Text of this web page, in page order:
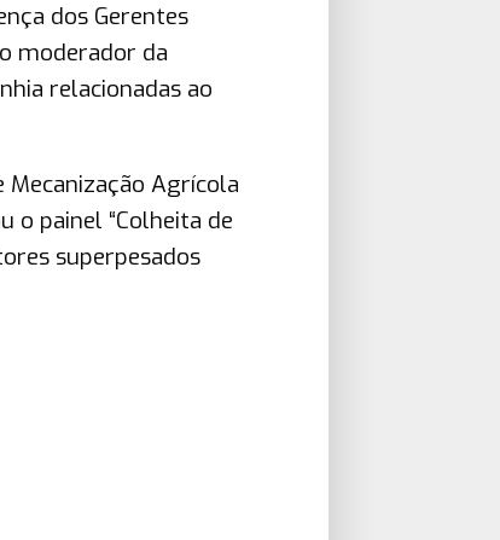
dos Gerentes
moderador da
relacionadas ao
Agrícola
o painel “Colheita de
superpesados